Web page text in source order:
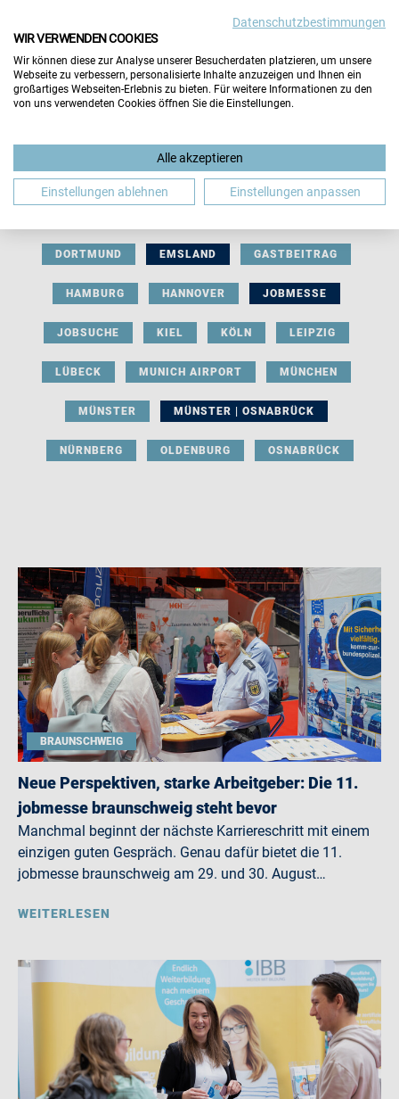
BERUFLICHE ORIENTIERUNG BEWERBUNG
DORTMUND EMSLAND GASTBEITRAG
HAMBURG HANNOVER JOBMESSE
JOBSUCHE KIEL KÖLN LEIPZIG
LÜBECK MUNICH AIRPORT MÜNCHEN
MÜNSTER MÜNSTER | OSNABRÜCK
NÜRNBERG OLDENBURG OSNABRÜCK
BRAUNSCHWEIG
Neue Perspektiven, starke Arbeitgeber: Die 11.
jobmesse braunschweig steht bevor
Manchmal beginnt der nächste Karriereschritt mit einem
einzigen guten Gespräch. Genau dafür bietet die 11.
jobmesse braunschweig am 29. und 30. August…
WEITERLESEN
Datenschutzbestimmungen
WIR VERWENDEN COOKIES
Wir können diese zur Analyse unserer Besucherdaten platzieren, um unsere
Webseite zu verbessern, personalisierte Inhalte anzuzeigen und Ihnen ein
großartiges Webseiten-Erlebnis zu bieten. Für weitere Informationen zu den
von uns verwendeten Cookies öffnen Sie die Einstellungen.
Alle akzeptieren
Einstellungen ablehnen Einstellungen anpassen